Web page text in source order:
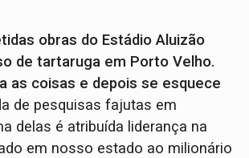
obras do Estádio Aluizão
de tartaruga em Porto Velho.
as coisas e depois se esquece
de pesquisas fajutas em
delas é atribuída liderança na
em nosso estado ao milionário